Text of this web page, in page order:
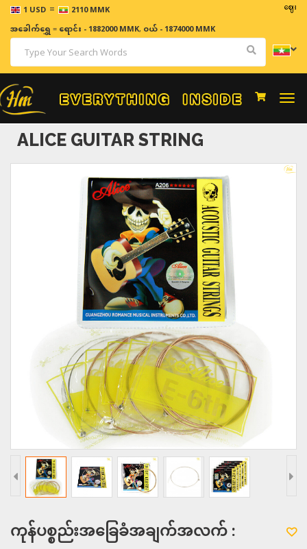
1 USD = 2110 MMK ဈေးနှုန်း
အခေါက်ရွှေ=ရောင်း - 1882000 MMK, ဝယ် - 1874000 MMK
ALICE GUITAR STRING
ကုန်ပစ္စည်းအခြေခံအချက်အလက် :